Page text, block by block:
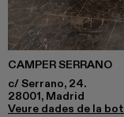
CAMPER SERRANO
c/ Serrano, 24.
28001, Madrid
Veure dades de la